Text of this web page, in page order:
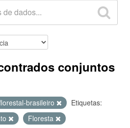
conjuntos
brasileiro
Etiquetas:
Floresta